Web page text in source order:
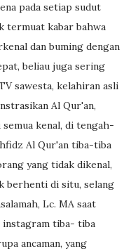
pada setiap sudut
termuat kabar bahwa
dan buming dengan
beliau juga sering
sawesta, kelahiran asli
Al Qur'an,
kenal, di tengah-
Al Qur'an tiba-tiba
yang tidak dikenal,
berhenti di situ, selang
Lc. MA saat
instagram tiba- tiba
ancaman, yang